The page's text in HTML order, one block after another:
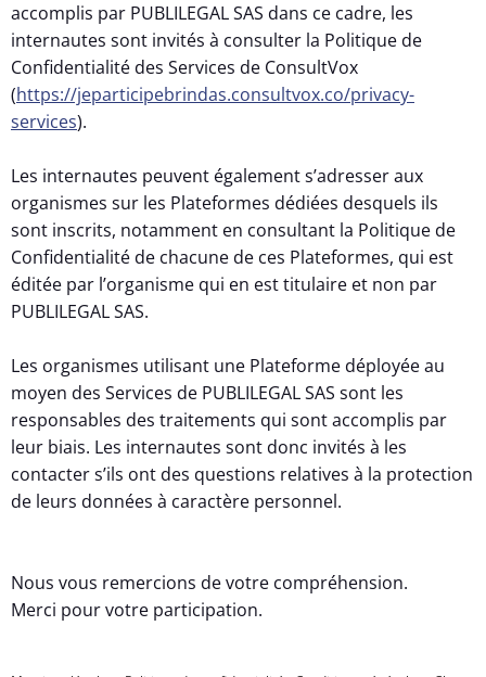
accomplis par PUBLILEGAL SAS dans ce cadre, les
internautes sont invités à consulter la Politique de
Confidentialité des Services de ConsultVox
(https://jeparticipebrindas.consultvox.co/privacy-
services).
Les internautes peuvent également s’adresser aux
organismes sur les Plateformes dédiées desquels ils
sont inscrits, notamment en consultant la Politique de
Confidentialité de chacune de ces Plateformes, qui est
éditée par l’organisme qui en est titulaire et non par
PUBLILEGAL SAS.
Les organismes utilisant une Plateforme déployée au
moyen des Services de PUBLILEGAL SAS sont les
responsables des traitements qui sont accomplis par
leur biais. Les internautes sont donc invités à les
contacter s’ils ont des questions relatives à la protection
de leurs données à caractère personnel.
Nous vous remercions de votre compréhension.
Merci pour votre participation.